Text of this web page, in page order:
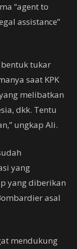
“agent to
assistance”
bentuk tukar
saat KPK
melibatkan
dkk. Tentu
ungkap Ali.
yang
yang diberikan
asal
mendukung